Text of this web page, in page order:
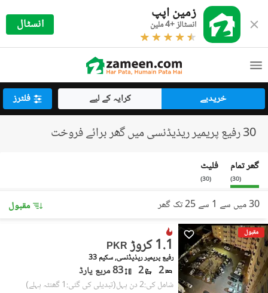
زمین اپپ
انسٹالز +4 ملین انسٹال
خریدیے کرایہ کے لیے فلٹرز
30 رفیع پریمیر ریذیڈنسی میں گھر برائے فروخت
گھر تمام
(
30
)
فلیٹ
(
30
)
30 میں سے 1 سے 25 تک گھر مقبول
مقبول
PKR 1.1 کروڑ
رفیع پریمیر ریذیڈنسی, سکیم 33
2
2 83 مربع یارڈ
شامل کی:2 دن پہل (تبدیلی کی گئی:1 گھنٹہ پہلے)